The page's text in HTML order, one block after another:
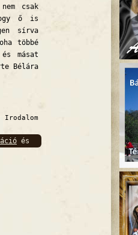
csak
ő is
sírva
többé
másat
Bélára
Irodalom
és